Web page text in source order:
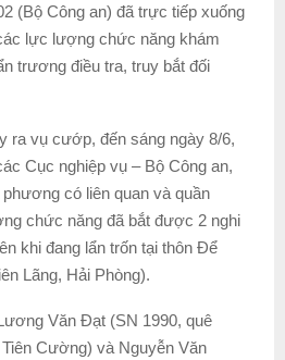
(Bộ Công an) đã trực tiếp xuống
lực lượng chức năng khám
trương điều tra, truy bắt đối
ra vụ cướp, đến sáng ngày 8/6,
Cục nghiệp vụ – Bộ Công an,
có liên quan và quần
chức năng đã bắt được 2 nghi
khi đang lẩn trốn tại thôn Để
Lãng, Hải Phòng).
Văn Đạt (SN 1990, quê
Cường) và Nguyễn Văn